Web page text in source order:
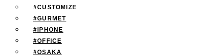
#CUSTOMIZE
#GURMET
#IPHONE
#OFFICE
#OSAKA